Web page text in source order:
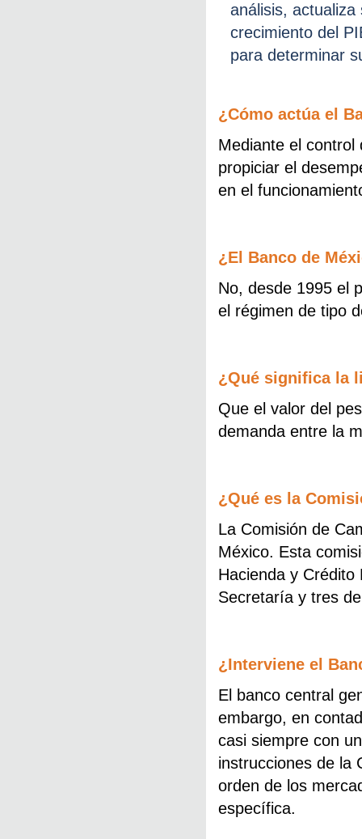
análisis,
crecimiento del
para determinar
¿Cómo actúa el
Mediante el control
propiciar el
en el
¿El Banco de
No, desde 1995 el
el régimen de tipo
¿Qué significa la
Que el valor del
demanda entre la
¿Qué es la
La Comisión de
México. Esta
Hacienda y
Secretaría y tres
¿Interviene el
El banco central
embargo, en
casi siempre con
instrucciones de la
orden de los
específica.